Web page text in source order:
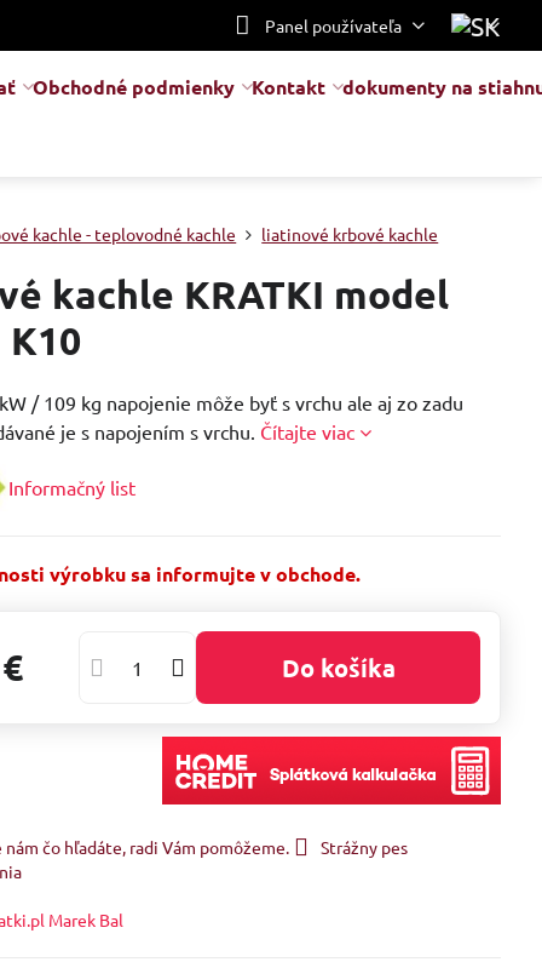
Panel používateľa
Obchodné podmienky Kontakt dokumenty na
kachle - teplovodné kachle liatinové krbové kachle
kachle KRATKI model
K10
/ 109 kg napojenie môže byť s vrchu ale aj zo zadu
je s napojením s vrchu. Čítajte viac
Informačný list
výrobku sa informujte v obchode.
Do košíka
nám čo hľadáte, radi Vám pomôžeme.
Strážny pes
Marek Bal